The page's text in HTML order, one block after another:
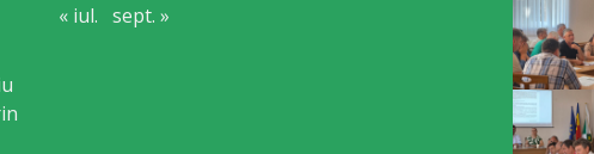
« iul. sept. »